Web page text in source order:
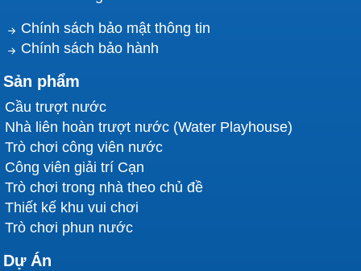
Chính sách bảo mật thông tin
Chính sách bảo hành
Sản phẩm
Cầu trượt nước
Nhà liên hoàn trượt nước (Water Playhouse)
Trò chơi công viên nước
Công viên giải trí Cạn
Trò chơi trong nhà theo chủ đề
Thiết kế khu vui chơi
Trò chơi phun nước
Dự Án